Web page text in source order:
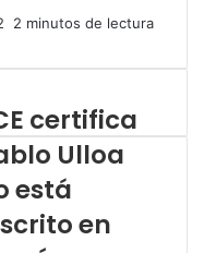
2 minutos de lectura
certifica
Ulloa
está
en